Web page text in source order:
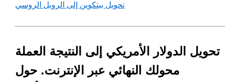
تحويل بيتكوين إلى الروبل الروسي
تحويل الدولار الأمريكي إلى النتيجة العملة
محولك النهائي عبر الإنترنت. حول